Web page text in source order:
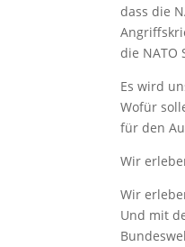
dass die
die NATO
Es wird
Wofür
für den
Wir
Wir
Und mit